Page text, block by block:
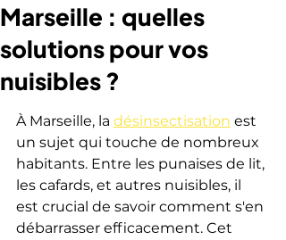
Marseille : quelles
solutions pour vos
nuisibles ?
À Marseille, la désinsectisation est
un sujet qui touche de nombreux
habitants. Entre les punaises de lit,
les cafards, et autres nuisibles, il
est crucial de savoir comment s'en
débarrasser efficacement. Cet